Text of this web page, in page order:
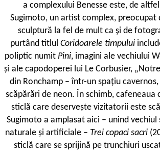
a complexului Benesse este, de
Sugimoto, un artist complex, preocupat
sculptură la fel de mult ca și de
purtând titlul Coridoarele timpului
poliptic numit Pini, imagini ale vechiului
și ale capodoperei lui Le Corbusier,
din Ronchamp – într-un spațiu
scăpărări de neon. În schimb, cafeneaua
sticlă care deservește vizitatorii este
Sugimoto a amplasat aici – unind
naturale și artificiale – Trei copaci sacri
sticlă care se sprijină pe trunchiuri